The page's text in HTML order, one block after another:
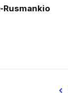
Rusmankio